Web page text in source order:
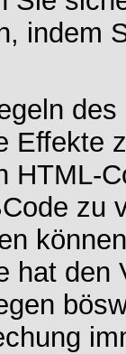
indem
Effekte
HTML-
zu
hat